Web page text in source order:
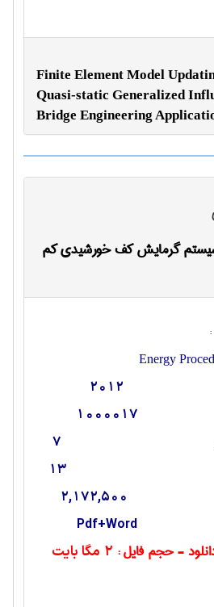
Finite Element Model
Quasi-static Generalized
Bridge Engineering
گرمایش کف خورشیدی کم
Energy
2012
1000017
7
13
2,172,500
Pdf+Word
- حجم فایل : 2 مگا بایت